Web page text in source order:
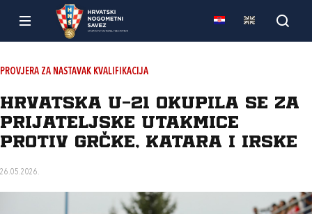
PROVJERA ZA NASTAVAK KVALIFIKACIJA
Hrvatska U-21 okupila se za
prijateljske utakmice
protiv Grčke, Katara i Irske
26.05.2026.